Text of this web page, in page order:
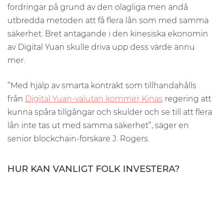
fordringar på grund av den olagliga men ändå
utbredda metoden att få flera lån som med samma
säkerhet. Bret antagande i den kinesiska ekonomin
av Digital Yuan skulle driva upp dess värde ännu
mer.
”Med hjälp av smarta kontrakt som tillhandahålls
från Digital Yuan-valutan kommer Kinas regering att
kunna spåra tillgångar och skulder och se till att flera
lån inte tas ut med samma säkerhet”, säger en
senior blockchain-forskare J. Rogers.
HUR KAN VANLIGT FOLK INVESTERA?